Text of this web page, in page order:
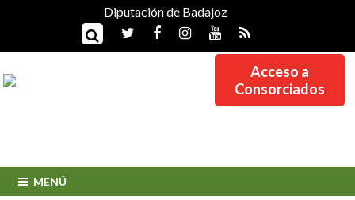
Diputación de Badajoz
Acceso a
Consorciados
MENÚ